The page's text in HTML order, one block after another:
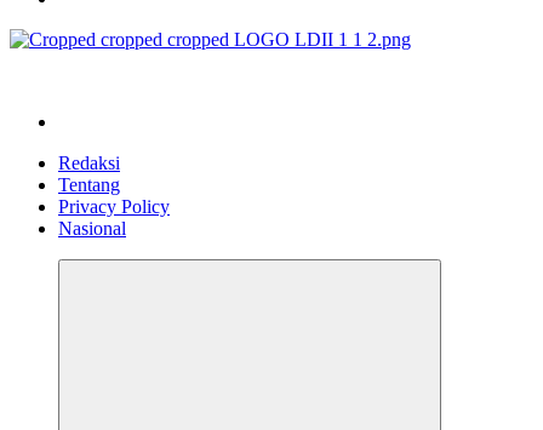
Redaksi
Tentang
Privacy Policy
Nasional